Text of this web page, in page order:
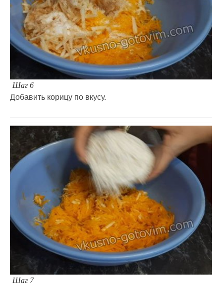
Шаг 6
Добавить корицу по вкусу.
Шаг 7